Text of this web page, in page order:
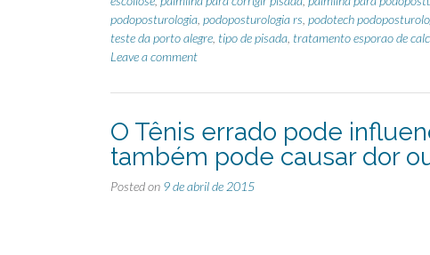
podoposturologia podoposturologia rs podotech
teste da porto alegre tipo de pisada tratamento esporao de
Leave a comment
O Tênis errado pode
também pode causar dor
Posted on 9 de abril de 2015